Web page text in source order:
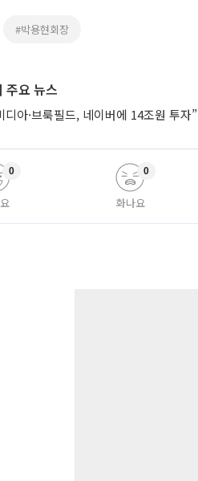
#박용현회장
주요 뉴스
디아·브룩필드, 네이버에 14조원 투자”
0
화나요
0